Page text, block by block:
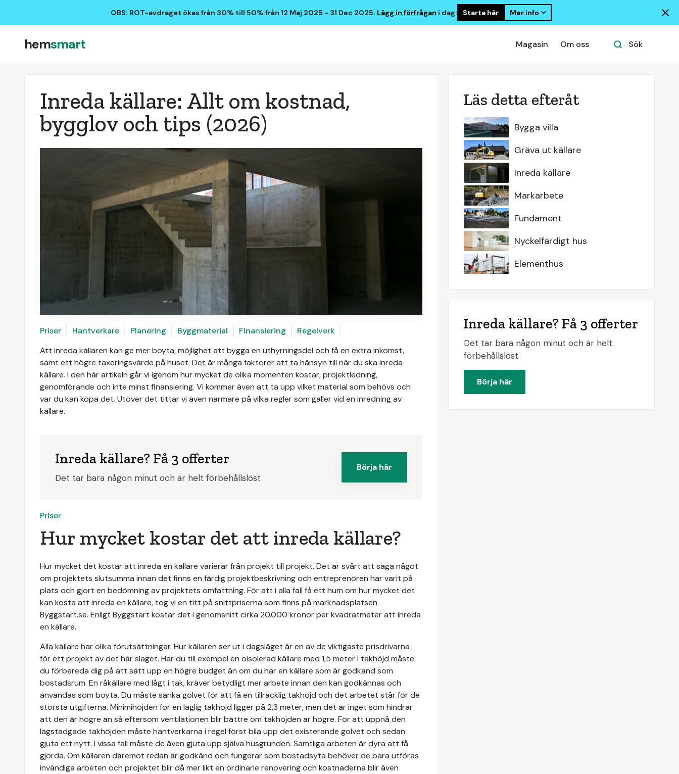
OBS: ROT-avdraget ökas från 30% till 50% från 12 Maj 2025 - 31 Dec 2025. Lägg in förfrågan i dag: Starta här Mer info
hemsmart Magasin Om oss Sök
Inreda källare: Allt om kostnad,
bygglov och tips (2026)
Priser Hantverkare Planering Byggmaterial Finansiering
Regelverk
Att inreda källaren kan ge mer boyta, möjlighet att bygga en uthyrningsdel och få en extra inkomst,
samt ett högre taxeringsvärde på huset. Det är många faktorer att ta hänsyn till när du ska inreda
källare. I den här artikeln går vi igenom hur mycket de olika momenten kostar, projektledning,
genomförande och inte minst finansiering. Vi kommer även att ta upp vilket material som behövs och
var du kan köpa det. Utöver det tittar vi även närmare på vilka regler som gäller vid en inredning av
källare.
Inreda källare? Få 3 offerter
Det tar bara någon minut och är helt förbehållslöst
Börja här
Priser
Hur mycket kostar det att inreda källare?
Hur mycket det kostar att inreda en källare varierar från projekt till projekt. Det är svårt att säga något
om projektets slutsumma innan det finns en färdig projektbeskrivning och entreprenören har varit på
plats och gjort en bedömning av projektets omfattning. För att i alla fall få ett hum om hur mycket det
kan kosta att inreda en källare, tog vi en titt på snittpriserna som finns på marknadsplatsen
Byggstart.se. Enligt Byggstart kostar det i genomsnitt cirka 20.000 kronor per kvadratmeter att inreda
en källare.
Alla källare har olika förutsättningar. Hur källaren ser ut i dagsläget är en av de viktigaste prisdrivarna
för ett projekt av det här slaget. Har du till exempel en oisolerad källare med 1,5 meter i takhöjd måste
du förbereda dig på att sätt upp en högre budget än om du har en källare som är godkänd som
bostadsrum. En råkällare med lågt i tak, kräver betydligt mer arbete innan den kan godkännas och
användas som boyta. Du måste sänka golvet för att få en tillräcklig takhöjd och det arbetet står för de
största utgifterna. Minimihöjden för en laglig takhöjd ligger på 2,3 meter, men det är inget som hindrar
att den är högre än så eftersom ventilationen blir bättre om takhöjden är högre. För att uppnå den
lagstadgade takhöjden måste hantverkarna i regel först bila upp det existerande golvet och sedan
gjuta ett nytt. I vissa fall måste de även gjuta upp själva husgrunden. Samtliga arbeten är dyra att få
gjorda. Om källaren däremot redan är godkänd och fungerar som bostadsyta behöver de bara utföras
invändiga arbeten och projektet blir då mer likt en ordinarie renovering och kostnaderna blir även
Läs detta efteråt
Bygga villa
Gräva ut källare
Inreda källare
Markarbete
Fundament
Nyckelfärdigt hus
Elementhus
Inreda källare? Få 3 offerter
Det tar bara någon minut och är helt
förbehållslöst
Börja här